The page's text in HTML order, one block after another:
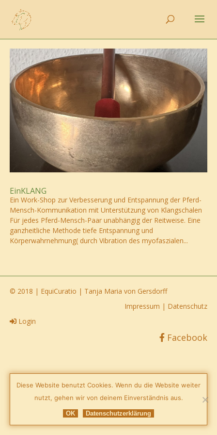
EinKLANG
Ein Work-Shop zur Verbesserung und Entspannung der Pferd-
Mensch-Kommunikation mit Unterstützung von Klangschalen
Für jedes Pferd-Mensch-Paar unabhängig der Reitweise. Eine
ganzheitliche Methode tiefe Entspannung und
Körperwahrnehmung( durch Vibration des myofaszialen...
© 2018 | EquiCuratio | Tanja Maria von Gersdorff
Datenschutz
|
Impressum
Login
Facebook
Diese Website benutzt Cookies. Wenn du die Website weiter
nutzt, gehen wir von deinem Einverständnis aus.
OK Datenschutzerklärung